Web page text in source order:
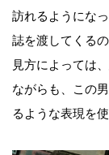
訪れるようにな
誌を渡してくるの
見方によっては
ながらも、この
るような表現を使